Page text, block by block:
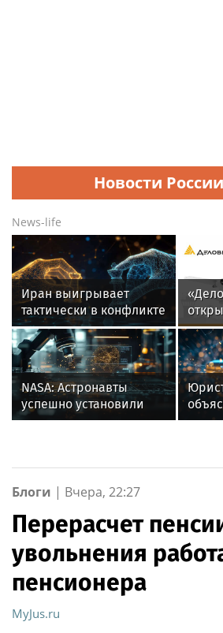
Новости России
News-life
Иран выигрывает
тактически в конфликте
с США, заявил
Ибрагимов
NASA: Астронавты
успешно установили
оборудование на МКС в
Блоги | Вчера, 22:27
Перерасчет
увольнения
пенсионера
MyJus.ru